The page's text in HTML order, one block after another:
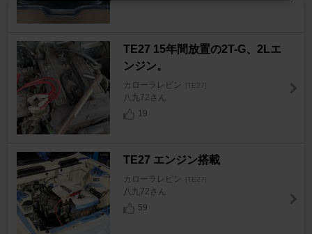
TE27 15年間放置の2T-G、2Lエ
ンジン。
カローラレビン [TE27]
八九72さん
19
TE27 エンジン搭載
カローラレビン [TE27]
八九72さん
59